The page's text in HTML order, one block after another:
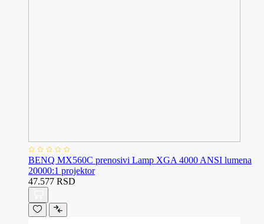
BENQ MX560C prenosivi Lamp XGA 4000 ANSI lumena
20000:1 projektor
47.577 RSD